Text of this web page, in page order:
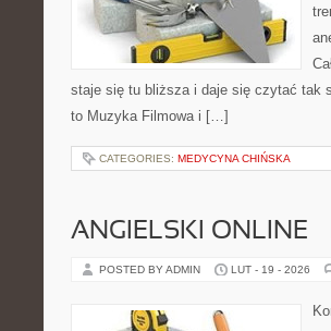
staje się tu bliższa i daje się czytać tak
to Muzyka Filmowa i […]
CATEGORIES: MEDYCYNA CHIŃSKA
ANGIELSKI ONLINE
POSTED BY ADMIN LUT - 19 - 2026